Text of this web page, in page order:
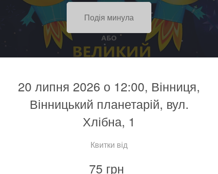
Подія минула
20 липня 2026 о 12:00, Вінниця,
Вінницький планетарій, вул.
Хлібна, 1
Квитки від
75 грн